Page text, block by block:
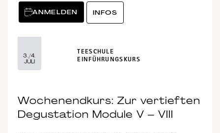
ANMELDEN INFOS
3./4.
JULI
TEESCHULE
EINFÜHRUNGSKURS
Wochenendkurs: Zur vertieften
Degustation Module V – VIII